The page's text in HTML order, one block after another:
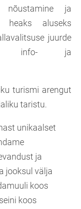
nõustamine ja
heaks aluseks
juurde
info- ja
turismi arengut
taristu.
unikaalset
ja
jooksul välja
koos
koos